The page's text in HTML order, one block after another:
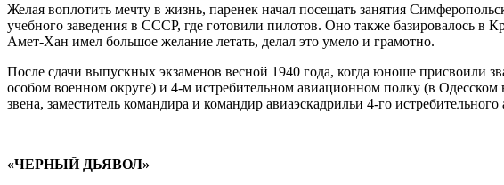
Желая воплотить мечту в жизнь, паренек начал посещать занятия
учебного заведения в СССР, где готовили пилотов. Оно также базировалось в
Амет-Хан имел большое желание летать, делал это умело и грамотно.
После сдачи выпускных экзаменов весной 1940 года, когда юноше присвоили
особом военном округе) и 4-м истребительном авиационном полку (в
звена, заместитель командира и командир авиаэскадрильи 4-го
«ЧЕРНЫЙ ДЬЯВОЛ»